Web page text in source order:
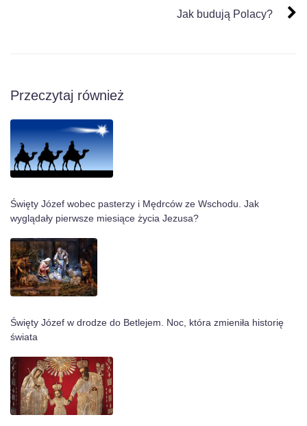
Jak budują Polacy?
Przeczytaj również
Święty Józef wobec pasterzy i Mędrców ze Wschodu. Jak
wyglądały pierwsze miesiące życia Jezusa?
Święty Józef w drodze do Betlejem. Noc, która zmieniła historię
świata